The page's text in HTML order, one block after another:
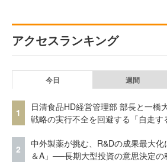
アクセスランキング
今日 週間
1
日清食品HD経営管理部 部長と一橋
戦略の実行不全を回避する「自走す
2
中外製薬が挑む、R&Dの成果最大
＆A」──長期大型投資の意思決定の